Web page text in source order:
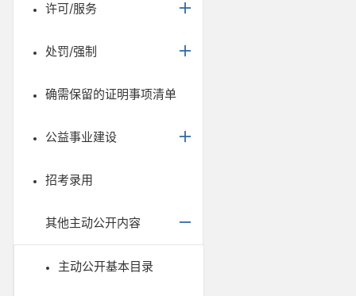
许可/服务
处罚/强制
确需保留的证明事项清单
公益事业建设
招考录用
其他主动公开内容
主动公开基本目录